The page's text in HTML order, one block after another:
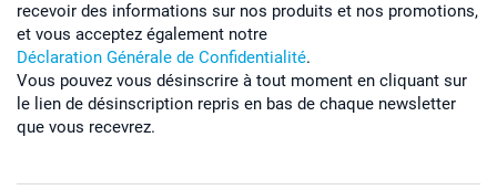
recevoir des informations sur nos produits et nos promotions,
et vous acceptez également notre
Déclaration Générale de Confidentialité.
Vous pouvez vous désinscrire à tout moment en cliquant sur
le lien de désinscription repris en bas de chaque newsletter
que vous recevrez.